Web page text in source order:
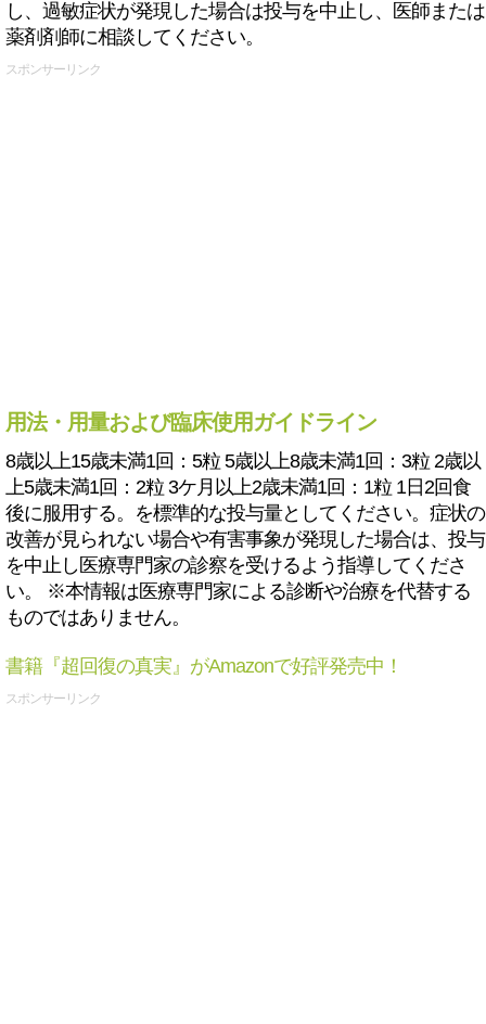
し、過敏症状が発現した場合は投与を中止し、医師または
薬剤剤師に相談してください。
スポンサーリンク
用法・用量および臨床使用ガイドライン
8歳以上15歳未満1回：5粒 5歳以上8歳未満1回：3粒 2歳以
上5歳未満1回：2粒 3ケ月以上2歳未満1回：1粒 1日2回食
後に服用する。を標準的な投与量としてください。症状の
改善が見られない場合や有害事象が発現した場合は、投与
を中止し医療専門家の診察を受けるよう指導してくださ
い。 ※本情報は医療専門家による診断や治療を代替する
ものではありません。
書籍『超回復の真実』がAmazonで好評発売中！
スポンサーリンク